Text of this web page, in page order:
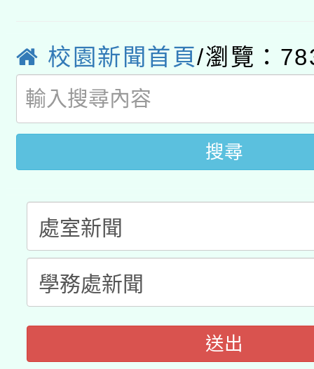
用水績優單位及節水達
動」
桃園市孔廟祈福系列
開 智慧啟航」
2026年桃園地景藝術
校園新聞首頁/瀏覽：
搜尋
送出